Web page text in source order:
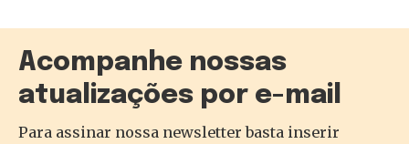
Acompanhe nossas
atualizações por e-mail
Para assinar nossa newsletter basta inserir